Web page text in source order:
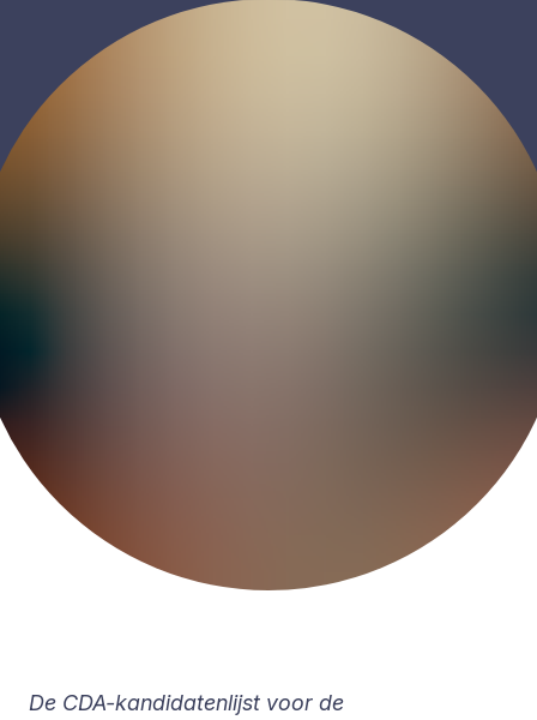
De CDA-kandidatenlijst voor de